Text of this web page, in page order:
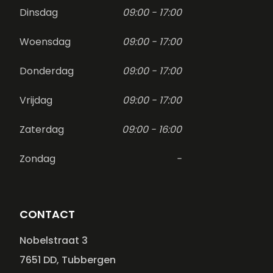
Dinsdag 09:00 - 17:00
Woensdag 09:00 - 17:00
Donderdag 09:00 - 17:00
Vrijdag 09:00 - 17:00
Zaterdag 09:00 - 16:00
Zondag -
CONTACT
Nobelstraat 3
7651 DD, Tubbergen